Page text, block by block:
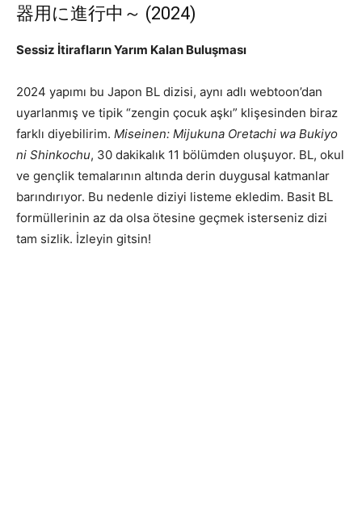
器用に進行中～ (2024)
Sessiz İtirafların Yarım Kalan Buluşması
2024 yapımı bu Japon BL dizisi, aynı adlı webtoon’dan
uyarlanmış ve tipik “zengin çocuk aşkı” klişesinden biraz
farklı diyebilirim. Miseinen: Mijukuna Oretachi wa Bukiyo
ni Shinkochu, 30 dakikalık 11 bölümden oluşuyor. BL, okul
ve gençlik temalarının altında derin duygusal katmanlar
barındırıyor. Bu nedenle diziyi listeme ekledim. Basit BL
formüllerinin az da olsa ötesine geçmek isterseniz dizi
tam sizlik. İzleyin gitsin!